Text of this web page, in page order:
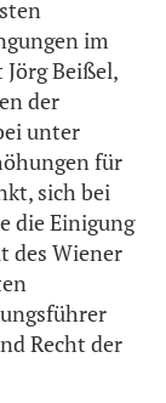
im
Beißel,
der
unter
für
sich bei
die Einigung
des Wiener
Recht der